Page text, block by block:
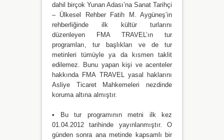
dahil birçok Yunan Adası’na Sanat Tarihçi
– Ülkesel Rehber Fatih M. Aygüneş’in
rehberliğinde ilk kültür turlarını
düzenleyen FMA TRAVEL’ın tur
programları, tur başlıkları ve de tur
metinleri tümüyle ya da kısmen taklit
edilemez. Bunu yapan kişi ve acenteler
hakkında FMA TRAVEL yasal haklarını
Asliye Ticaret Mahkemeleri nezdinde
koruma altına almıştır.
•
Bu tur programının metni ilk kez
01.04.2012 tarihinde yayınlanmıştır. O
günden sonra ana metinde kapsamlı bir